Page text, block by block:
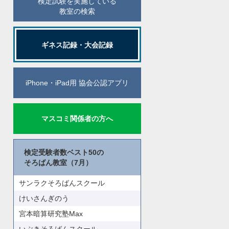
教室の検索
ギネス記録・大会記録
iPhone・iPad用 協会公認アプリ
マスコミ関係者の方へ
検定受験者数ベスト50の
そろばん教室（7月）
サンラクそろばんスクール
けいさんぎのう
宮本暗算研究塾Max